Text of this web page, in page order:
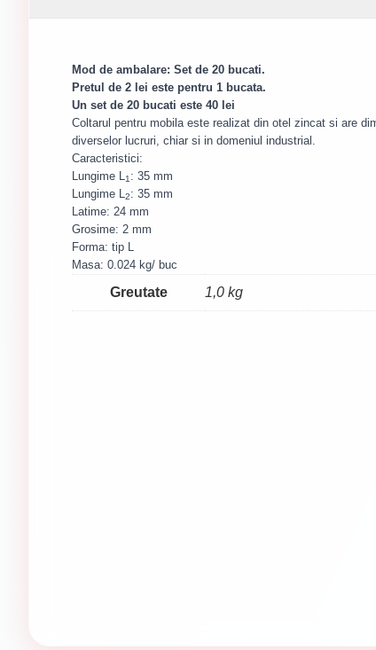
Mod de ambalare: Set de 20 bucati.
Pretul de 2 lei este pentru 1 bucata.
​Un set de 20 bucati este 40 lei
Coltarul pentru mobila este realizat din otel zincat si are
diverselor lucruri, chiar si in domeniul industrial.
Caracteristici:
Lungime L1: 35 mm
Lungime L2: 35 mm
Latime: 24 mm
Grosime: 2 mm
Forma: tip L
Masa: 0.024 kg/ buc
Greutate 1,0 kg